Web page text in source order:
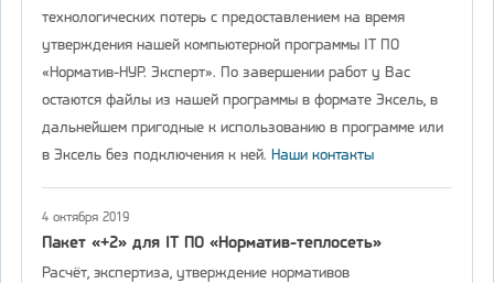
технологических потерь с предоставлением на время
утверждения нашей компьютерной программы IT ПО
«Норматив-НУР. Эксперт». По завершении работ у Вас
остаются файлы из нашей программы в формате Эксель, в
дальнейшем пригодные к использованию в программе или
в Эксель без подключения к ней. Наши контакты
4 октября 2019
Пакет «+2» для IT ПО «Норматив-теплосеть»
Расчёт, экспертиза, утверждение нормативов